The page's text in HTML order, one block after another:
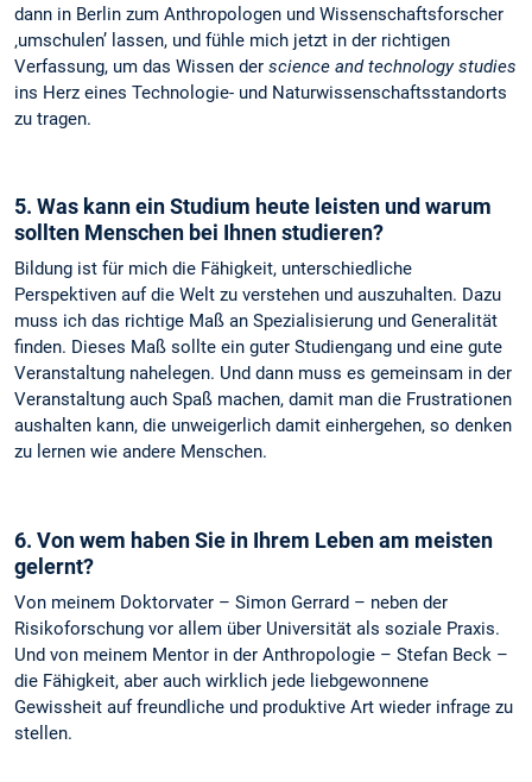
dann in Berlin zum Anthropologen und Wissenschaftsforscher
‚umschulen’ lassen, und fühle mich jetzt in der richtigen
Verfassung, um das Wissen der science and technology studies
ins Herz eines Technologie- und Naturwissenschaftsstandorts
zu tragen.
5. Was kann ein Studium heute leisten und warum
sollten Menschen bei Ihnen studieren?
Bildung ist für mich die Fähigkeit, unterschiedliche
Perspektiven auf die Welt zu verstehen und auszuhalten. Dazu
muss ich das richtige Maß an Spezialisierung und Generalität
finden. Dieses Maß sollte ein guter Studiengang und eine gute
Veranstaltung nahelegen. Und dann muss es gemeinsam in der
Veranstaltung auch Spaß machen, damit man die Frustrationen
aushalten kann, die unweigerlich damit einhergehen, so denken
zu lernen wie andere Menschen.
6. Von wem haben Sie in Ihrem Leben am meisten
gelernt?
Von meinem Doktorvater – Simon Gerrard – neben der
Risikoforschung vor allem über Universität als soziale Praxis.
Und von meinem Mentor in der Anthropologie – Stefan Beck –
die Fähigkeit, aber auch wirklich jede liebgewonnene
Gewissheit auf freundliche und produktive Art wieder infrage zu
stellen.